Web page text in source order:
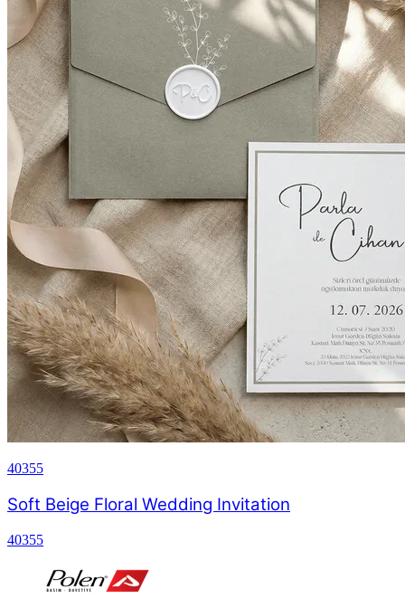
40355
Soft Beige Floral Wedding Invitation
40355